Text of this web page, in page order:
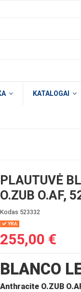
KATALOGAI
PLAUTUVĖ
O.ZUB O.AF,
Kodas 523332
YRA
255,00 €
BLANCO
Anthracite O.ZUB